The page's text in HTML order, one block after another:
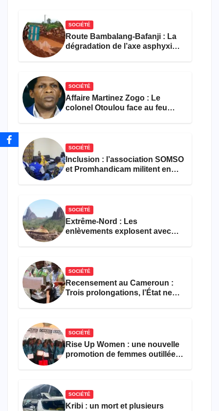
SOCIÉTÉ
Route Bambalang-Bafanji : La
dégradation de l’axe asphyxie
SOCIÉTÉ
Affaire Martinez Zogo : Le
colonel Otoulou face au feu
SOCIÉTÉ
Inclusion : l’association SOMSO
et Promhandicam militent en
SOCIÉTÉ
Extrême-Nord : Les
enlèvements explosent avec
SOCIÉTÉ
Recensement au Cameroun :
Trois prolongations, l’État ne
SOCIÉTÉ
Rise Up Women : une nouvelle
promotion de femmes outillées
SOCIÉTÉ
Kribi : un mort et plusieurs